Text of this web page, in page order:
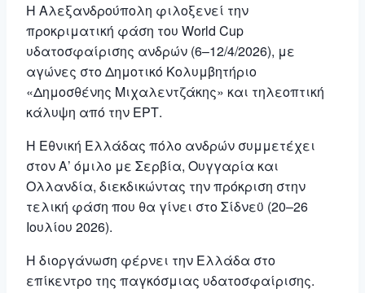
Η Αλεξανδρούπολη φιλοξενεί την
προκριματική φάση του World Cup
υδατοσφαίρισης ανδρών (6–12/4/2026), με
αγώνες στο Δημοτικό Κολυμβητήριο
«Δημοσθένης Μιχαλεντζάκης» και τηλεοπτική
κάλυψη από την ΕΡΤ.
Η Εθνική Ελλάδας πόλο ανδρών συμμετέχει
στον Α’ όμιλο με Σερβία, Ουγγαρία και
Ολλανδία, διεκδικώντας την πρόκριση στην
τελική φάση που θα γίνει στοΣίδνεϋ (20–26
Ιουλίου 2026).
Η διοργάνωση φέρνει την Ελλάδα στο
επίκεντρο της παγκόσμιας υδατοσφαίρισης.